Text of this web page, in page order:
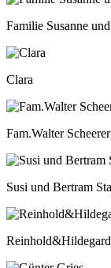
Familie Susanne
Clara
Fam.Walter Scheerer
Susi und Bertram